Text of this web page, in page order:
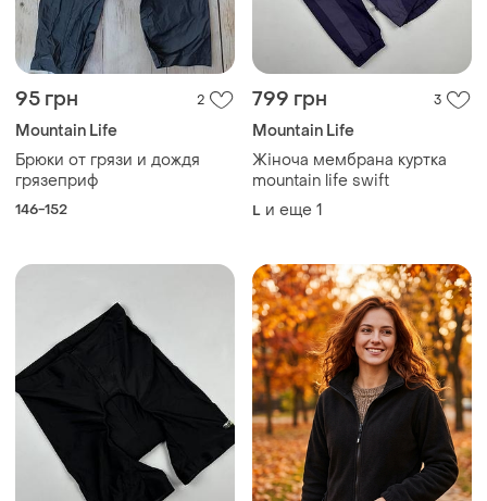
95 грн 2
Mountain Life
Брюки от грязи и дождя
грязеприф
146-152
799 грн 3
Mountain Life
Жіноча мембрана куртка
mountain life swift
L и еще 1